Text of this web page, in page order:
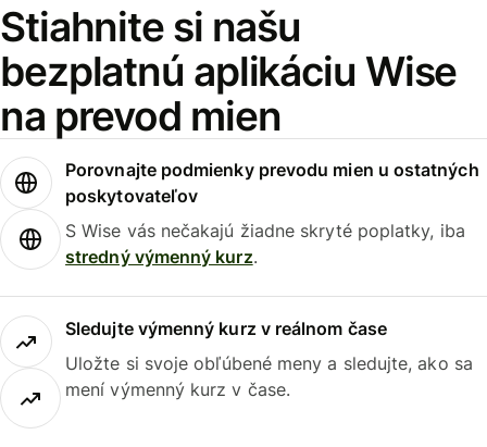
Stiahnite si našu
bezplatnú aplikáciu Wise
na prevod mien
Porovnajte podmienky prevodu mien u ostatných
poskytovateľov
S Wise vás nečakajú žiadne skryté poplatky, iba
stredný výmenný kurz.
Sledujte výmenný kurz v reálnom čase
Uložte si svoje obľúbené meny a sledujte, ako sa
mení výmenný kurz v čase.